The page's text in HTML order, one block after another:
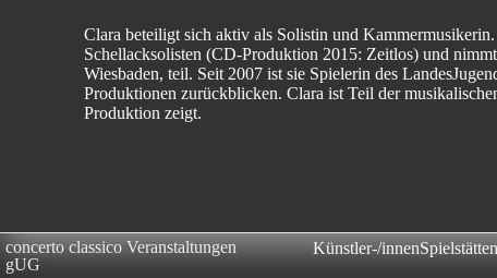
Clara beteiligt sich aktiv als Solistin und
Schellacksolisten (CD-Produktion 2015: Zeitlos) und
Wiesbaden, teil. Seit 2007 ist sie Spielerin des
Produktionen zurückblicken. Clara ist Teil der
Produktion zeigt.
concerto classico Veranstaltungen
gUG
Künstler-/innenSpielstätten